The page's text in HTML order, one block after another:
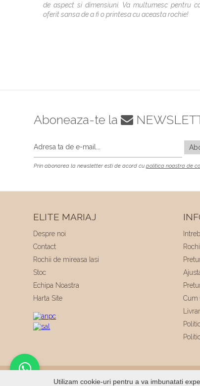
de aspect si dimensiuni. Va multumesc pentru
oferit sansa de a fi o printesa cu aceasta rochie!
Aboneaza-te la
Prin abonarea la newsletter esti de acord cu politica noastra de
ELITE MARIAJ
Despre noi
Contact
Rochii de mireasa Iasi
Stoc
Echipa Noastra
Harta Site
Cum
© 2026Elite Mariaj | Toate drepturile rezervate |
Utilizam cookie-uri pentru a va imbunatati